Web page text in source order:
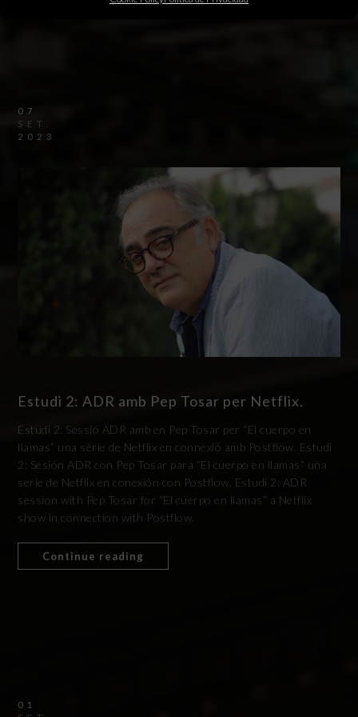
07
SET.
2023
Estudi 2: ADR amb Pep Tosar per Netflix.
Estudi 2: Sessió ADR amb en Pep Tosar per “El cuerpo en
llamas” una sèrie de Netflix en connexió amb Postflow. Estudi
2: Sesión ADR con Pep Tosar para “El cuerpo en llamas” una
serie de Netflix en conexión con Postflow. Estudi 2: ADR
session with Pep Tosar for “El cuerpo en llamas” a Netflix
show in connection with Postflow.
Continue reading
01